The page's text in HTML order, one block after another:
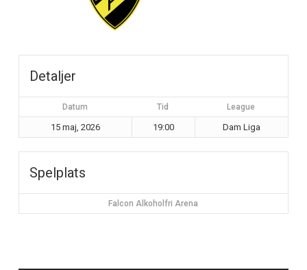
Detaljer
Datum Tid League
15 maj, 2026 19:00 Dam Liga
Spelplats
Falcon Alkoholfri Arena